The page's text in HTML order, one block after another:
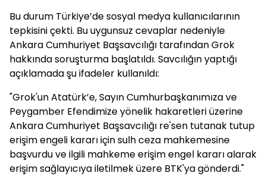
Bu durum Türkiye’de sosyal medya kullanıcılarının
tepkisini çekti. Bu uygunsuz cevaplar nedeniyle
Ankara Cumhuriyet Başsavcılığı tarafından Grok
hakkında soruşturma başlatıldı. Savcılığın yaptığı
açıklamada şu ifadeler kullanıldı:
"Grok'un Atatürk’e, Sayın Cumhurbaşkanımıza ve
Peygamber Efendimize yönelik hakaretleri üzerine
Ankara Cumhuriyet Başsavcılığı re'sen tutanak tutup
erişim engeli kararı için sulh ceza mahkemesine
başvurdu ve ilgili mahkeme erişim engel kararı alarak
erişim sağlayıcıya iletilmek üzere BTK'ya gönderdi."